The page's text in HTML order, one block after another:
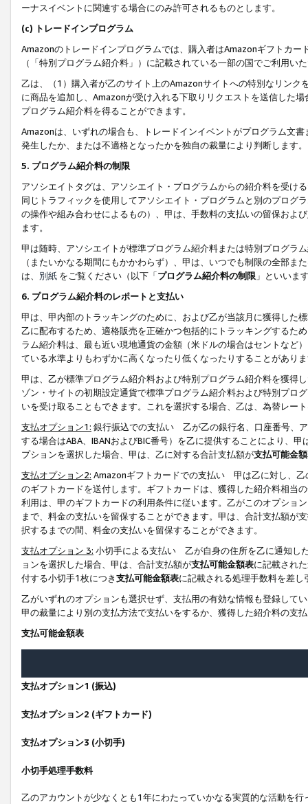
ーナスイベントに関連する場合にのみ許可されるものとします。
(c) トレードインプログラム
Amazonのトレードインプログラムでは、購入者はAmazonギフトカ
（「特別プログラム紹介料」）に記載されている一部の国でご利用い
乙は、（1）購入者が乙のサイト上のAmazonサイトへの特別なリン
に商品を追加し、Amazonが受け入れる下取りリクエストを送信した
プログラム紹介料を得ることができます。
Amazonは、いずれの場合も、トレードインイベントがプログラム文
発生したか、または不適格となったかを独自の裁量により判断します。
5. プログラム紹介料の制限
アソシエイトタグは、アソシエイト・プログラムからの紹介料を受け
同じトラフィックを使用してアソシエイト・プログラムと別のプログ
の操作や組み合わせによるもの）、甲は、手数料の支払いの留保およ
ます。
甲は随時、アソシエイトが標準プログラム紹介料または特別プログラ
（またいかなる期間にもかかわらず）、甲は、いつでも制限の全部
は、 別紙 をご覧ください（以下「プログラム紹介料の制限 」といいま
6. プログラム紹介料のレポートと支払い
甲は、甲内部のトラッキングのために、および乙が当該月に獲得した
乙に配布するため、適格販売を正確かつ包括的にトラッキングするた
ラム紹介料は、最も近い現地通貨の金額（米ドルの場合はセントなど
ている水準よりもわずかに高くなったり低くなったりすることがあり
甲は、乙が標準プログラム紹介料および特別プログラム紹介料を獲得
ゾン・サイトの初期設定通貨で標準プログラム紹介料および特別プロ
いを受け取ることもできます。これを選択する場合、乙は、為替レー
支払オプション1: 銀行振込での支払い 乙が乙の銀行名、口座番号、
する場合はABA、IBANおよびBIC番号）を乙に提供することにより、
プションを選択した場合、甲は、乙に対する合計支払額が支払可能金
支払オプション2: Amazonギフトカードでの支払い 甲は乙に対し、乙
のギフトカードを送付します。ギフトカードは、獲得した紹介料相当
利用は、甲のギフトカードの利用条件に従います。乙がこのオプショ
まで、料金の支払いを留保することができます。甲は、合計支払額が
択するまでの間、料金の支払いを留保することができます。
支払オプション 3: 小切手による支払い 乙が自身の住所を乙に通知し
ョンを選択した場合、甲は、合計支払額が支払可能金額表に記載され
付する小切手1枚につき支払可能金額表に記載される処理手数料を差し
乙がいずれのオプションも選択せず、支払用の有効な情報も登録して
甲の裁量により別の支払方法で支払いをするか、獲得した紹介料の支
支払可能金額表
支払オプション1 (振込)
支払オプション2 (ギフトカード)
支払オプション3 (小切手)
小切手処理手数料
乙のアカウントが少なくとも1年にわたっていかなる実質的な活動を